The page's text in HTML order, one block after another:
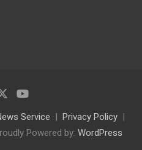
Service
Privacy Policy
Powered by: WordPress